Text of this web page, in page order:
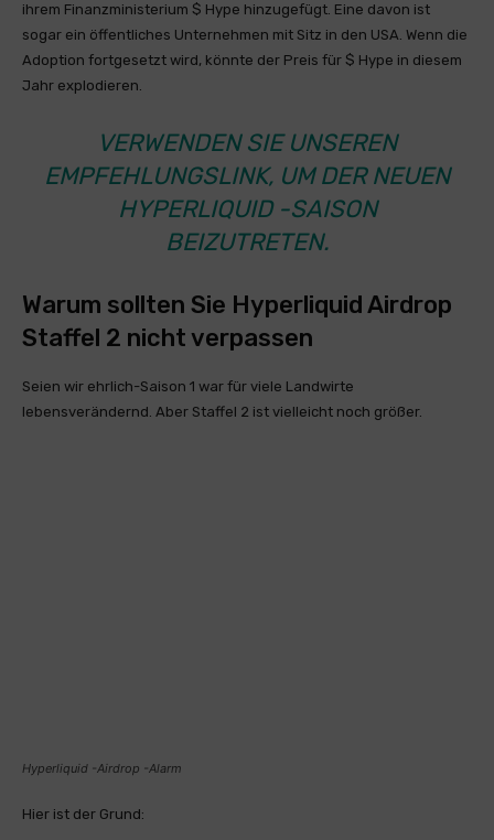
ihrem Finanzministerium $ Hype hinzugefügt. Eine davon ist
sogar ein öffentliches Unternehmen mit Sitz in den USA. Wenn die
Adoption fortgesetzt wird, könnte der Preis für $ Hype in diesem
Jahr explodieren.
VERWENDEN SIE UNSEREN
EMPFEHLUNGSLINK, UM DER NEUEN
HYPERLIQUID -SAISON
BEIZUTRETEN.
Warum sollten Sie Hyperliquid Airdrop
Staffel 2 nicht verpassen
Seien wir ehrlich-Saison 1 war für viele Landwirte
lebensverändernd. Aber Staffel 2 ist vielleicht noch größer.
Hyperliquid -Airdrop -Alarm
Hier ist der Grund: